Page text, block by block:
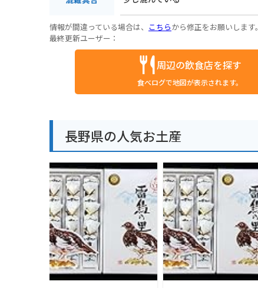
情報が間違っている場合は、 こちらから修正をお願いします。
最終更新ユーザー：
周辺の飲食店を探す
食べログで地図が表示されます。
長野県の人気お土産